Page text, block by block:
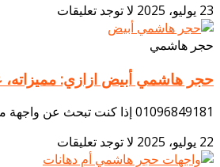
23 يوليو، 2025
لا توجد تعليقات
حجر هاشمي
حجر هاشمي أبيض ازازي: مميزاته،
01096849181 إذا كنت تبحث عن واجهة مودرن تجمع بين الفخامة والبساطة، فإن حجر هاشمي أبيض ازازي هو خيارك الأمثل. يتميز هذا الحجر بلونه الأبيض النقي
22 يوليو، 2025
لا توجد تعليقات